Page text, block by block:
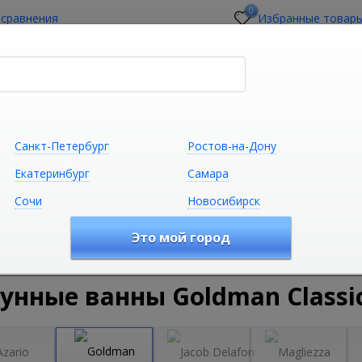
0 Избранные
Сантехника Климатическая
Ванны Чугунные ванны Чугунные ванны
ванны Goldman
Санкт-Петербург
Ростов-на-Дону
Екатеринбург
Самара
Сочи Новосибирск
Это мой город